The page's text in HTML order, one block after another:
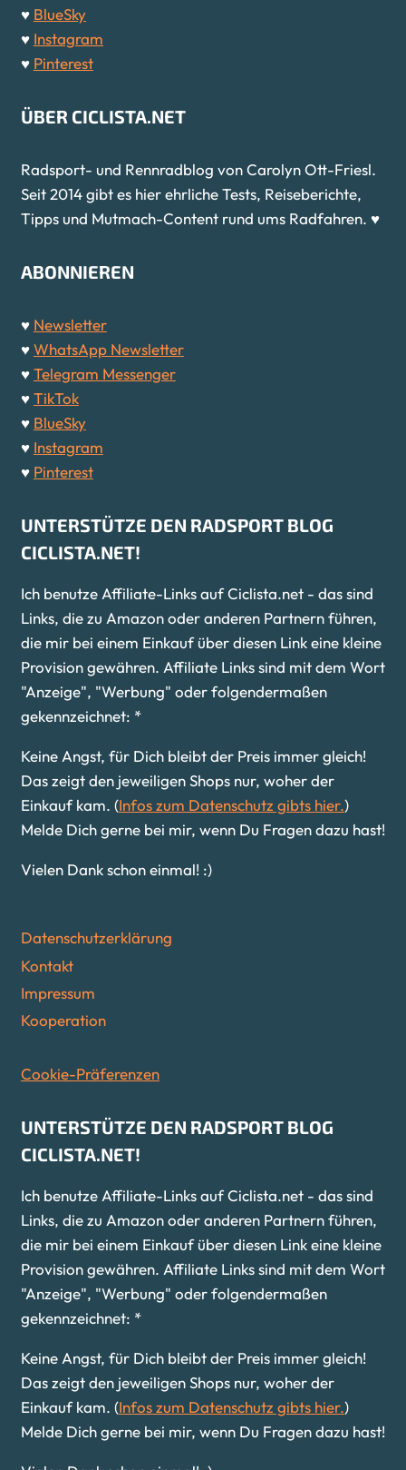
♥ BlueSky
♥ Instagram
♥ Pinterest
ÜBER CICLISTA.NET
Radsport- und Rennradblog von Carolyn Ott-Friesl.
Seit 2014 gibt es hier ehrliche Tests, Reiseberichte,
Tipps und Mutmach-Content rund ums Radfahren. ♥
ABONNIEREN
♥ Newsletter
♥WhatsApp Newsletter
♥Telegram Messenger
♥TikTok
♥ BlueSky
♥ Instagram
♥ Pinterest
UNTERSTÜTZE DEN RADSPORT BLOG
CICLISTA.NET!
Ich benutze Affiliate-Links auf Ciclista.net - das sind
Links, die zu Amazon oder anderen Partnern führen,
die mir bei einem Einkauf über diesen Link eine kleine
Provision gewähren. Affiliate Links sind mit dem Wort
"Anzeige", "Werbung" oder folgendermaßen
gekennzeichnet: *
Keine Angst, für Dich bleibt der Preis immer gleich!
Das zeigt den jeweiligen Shops nur, woher der
Einkauf kam. (Infos zum Datenschutz gibts hier.)
Melde Dich gerne bei mir, wenn Du Fragen dazu hast!
Vielen Dank schon einmal! :)
Datenschutzerklärung
Kontakt
Impressum
Kooperation
Cookie-Präferenzen
UNTERSTÜTZE DEN RADSPORT BLOG
CICLISTA.NET!
Ich benutze Affiliate-Links auf Ciclista.net - das sind
Links, die zu Amazon oder anderen Partnern führen,
die mir bei einem Einkauf über diesen Link eine kleine
Provision gewähren. Affiliate Links sind mit dem Wort
"Anzeige", "Werbung" oder folgendermaßen
gekennzeichnet: *
Keine Angst, für Dich bleibt der Preis immer gleich!
Das zeigt den jeweiligen Shops nur, woher der
Einkauf kam. (Infos zum Datenschutz gibts hier.)
Melde Dich gerne bei mir, wenn Du Fragen dazu hast!